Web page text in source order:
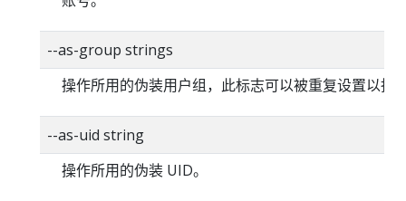
--as-group strings
操作所用的伪装用户组，此标志可以被重复设置以指
--as-uid string
操作所用的伪装 UID。